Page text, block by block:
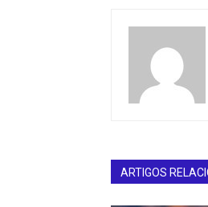
ARTIGOS